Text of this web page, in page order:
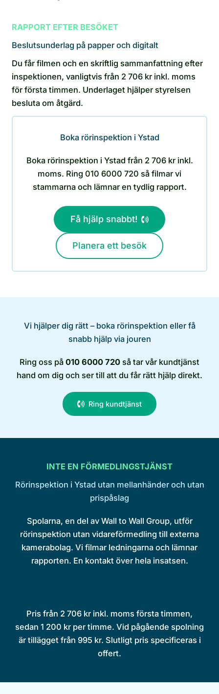
RAPPORT EFTER BESÖKET
Beslutsunderlag på papper och digitalt
Du får filmen och en skriftlig sammanfattning efter
inspektionen, vanligtvis från 2 706 kr inkl. moms
för första timmen. Underlaget hjälper styrelsen
besluta om åtgärd.
Boka rörinspektion i Ystad
Boka rörinspektion i Ystad från 2 706 kr inkl.
moms. Ring 010 6000 720 så filmar vi
stammarna och lämnar en tydlig rapport.
Få hjälp snabbt!
Planera ett besök
Vi hjälper dig rätt – boka rörinspektion eller få
snabb hjälp via jouren
Ring oss på 010 6000 720 så tar vår kundtjänst
hand om dig och ser till att du får rätt hjälp direkt.
Ring kundtjänst
INTE EN FÖRMEDLINGSTJÄNST
Rörinspektion i Ystad utan mellanhänder och utan
prispåslag
Spolarna, en del av Wall to Wall Group, utför
rörinspektion utan vidareförmedling till externa
kamerabolag. Vi filmar ledningarna och lämnar
rapporten. En kontakt över hela insatsen.
Pris från 2 706 kr inkl. moms första timmen,
sedan 1 200 kr per timme. Vid pågående spolning
är tillägget från 995 kr. Slutligt pris specificeras i
offert.